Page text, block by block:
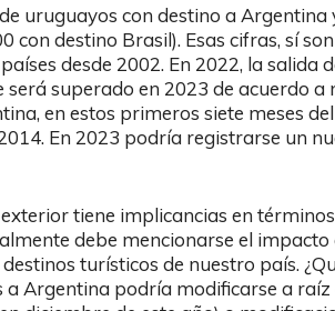
uruguayos con destino a Argentina
destino Brasil). Esas cifras, sí
desde 2002. En 2022, la salida
superado en 2023 de acuerdo a
en estos primeros siete meses
En 2023 podría registrarse un
tiene implicancias en
debe mencionarse el
turísticos de nuestro país.
a Argentina podría modificarse a